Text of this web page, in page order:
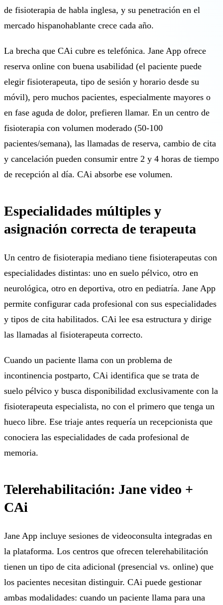
de fisioterapia de habla inglesa, y su penetración en el
mercado hispanohablante crece cada año.
La brecha que CAi cubre es telefónica. Jane App ofrece
reserva online con buena usabilidad (el paciente puede
elegir fisioterapeuta, tipo de sesión y horario desde su
móvil), pero muchos pacientes, especialmente mayores o
en fase aguda de dolor, prefieren llamar. En un centro de
fisioterapia con volumen moderado (50-100
pacientes/semana), las llamadas de reserva, cambio de cita
y cancelación pueden consumir entre 2 y 4 horas de tiempo
de recepción al día. CAi absorbe ese volumen.
Especialidades múltiples y
asignación correcta de terapeuta
Un centro de fisioterapia mediano tiene fisioterapeutas con
especialidades distintas: uno en suelo pélvico, otro en
neurológica, otro en deportiva, otro en pediatría. Jane App
permite configurar cada profesional con sus especialidades
y tipos de cita habilitados. CAi lee esa estructura y dirige
las llamadas al fisioterapeuta correcto.
Cuando un paciente llama con un problema de
incontinencia postparto, CAi identifica que se trata de
suelo pélvico y busca disponibilidad exclusivamente con la
fisioterapeuta especialista, no con el primero que tenga un
hueco libre. Ese triaje antes requería un recepcionista que
conociera las especialidades de cada profesional de
memoria.
Telerehabilitación: Jane video +
CAi
Jane App incluye sesiones de videoconsulta integradas en
la plataforma. Los centros que ofrecen telerehabilitación
tienen un tipo de cita adicional (presencial vs. online) que
los pacientes necesitan distinguir. CAi puede gestionar
ambas modalidades: cuando un paciente llama para una